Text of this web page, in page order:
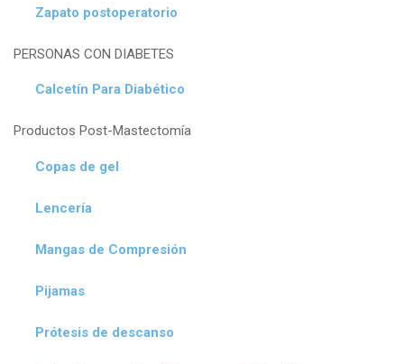
Zapato postoperatorio
PERSONAS CON DIABETES
Calcetín Para Diabético
Productos Post-Mastectomía
Copas de gel
Lencería
Mangas de Compresión
Pijamas
Prótesis de descanso